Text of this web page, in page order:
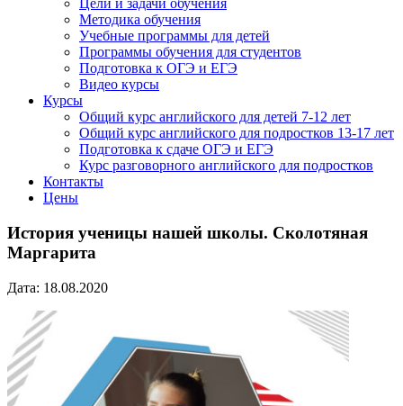
Цели и задачи обучения
Методика обучения
Учебные программы для детей
Программы обучения для студентов
Подготовка к ОГЭ и ЕГЭ
Видео курсы
Курсы
Общий курс английского для детей 7-12 лет
Общий курс английского для подростков 13-17 лет
Подготовка к сдаче ОГЭ и ЕГЭ
Курс разговорного английского для подростков
Контакты
Цены
История ученицы нашей школы. Сколотяная
Маргарита
Дата: 18.08.2020